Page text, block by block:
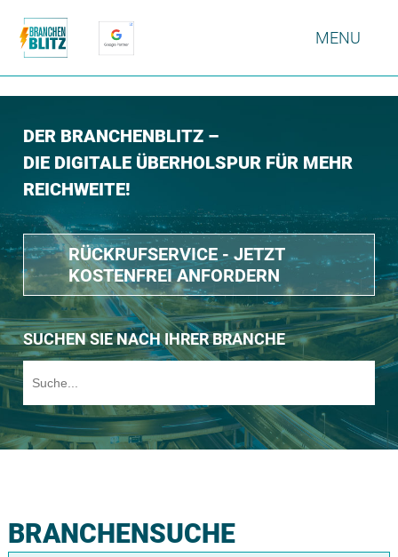
MENU
DER BRANCHENBLITZ –
DIE DIGITALE ÜBERHOLSPUR FÜR MEHR
REICHWEITE!
RÜCKRUFSERVICE - JETZT
KOSTENFREI ANFORDERN
SUCHEN SIE NACH IHRER BRANCHE
BRANCHENSUCHE